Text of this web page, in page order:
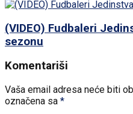
(VIDEO) Fudbaleri
sezonu
Komentariši
Vaša email adresa neće biti
označena sa *